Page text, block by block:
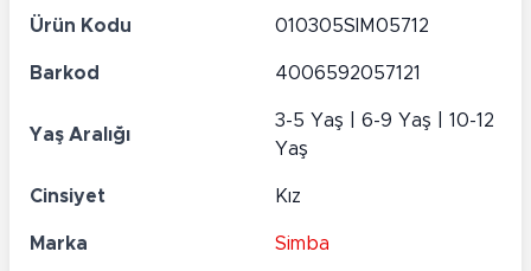
Ürün Kodu 010305SIM05712
Barkod 4006592057121
Yaş Aralığı
3-5 Yaş | 6-9 Yaş | 10-12
Yaş
Cinsiyet Kız
Marka Simba